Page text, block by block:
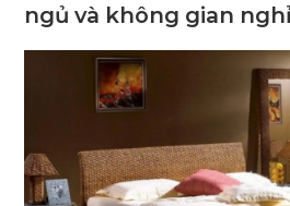
ngủ và không gian